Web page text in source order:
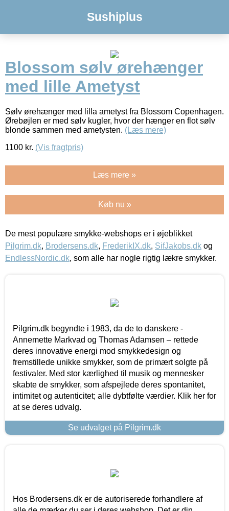
Sushiplus
Blossom sølv ørehænger
med lille Ametyst
Sølv ørehænger med lilla ametyst fra Blossom Copenhagen.
Ørebøjlen er med sølv kugler, hvor der hænger en flot sølv
blonde sammen med ametysten. (Læs mere)
1100 kr. (Vis fragtpris)
Læs mere »
Køb nu »
De mest populære smykke-webshops er i øjeblikket
Pilgrim.dk, Brodersens.dk, FrederikIX.dk, SifJakobs.dk og
EndlessNordic.dk, som alle har nogle rigtig lækre smykker.
Pilgrim.dk begyndte i 1983, da de to danskere -
Annemette Markvad og Thomas Adamsen – rettede
deres innovative energi mod smykkedesign og
fremstillede unikke smykker, som de primært solgte på
festivaler. Med stor kærlighed til musik og mennesker
skabte de smykker, som afspejlede deres spontanitet,
intimitet og autenticitet; alle dybtfølte værdier. Klik her for
at se deres udvalg.
Se udvalget på Pilgrim.dk
Hos Brodersens.dk er de autoriserede forhandlere af